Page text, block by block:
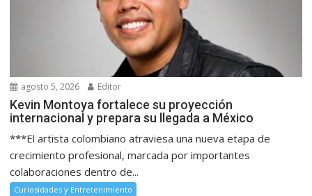
agosto 5, 2026 Editor
Kevin Montoya fortalece su proyección
internacional y prepara su llegada a México
***El artista colombiano atraviesa una nueva etapa de
crecimiento profesional, marcada por importantes
colaboraciones dentro de...
Curiosidades y Entretenimiento